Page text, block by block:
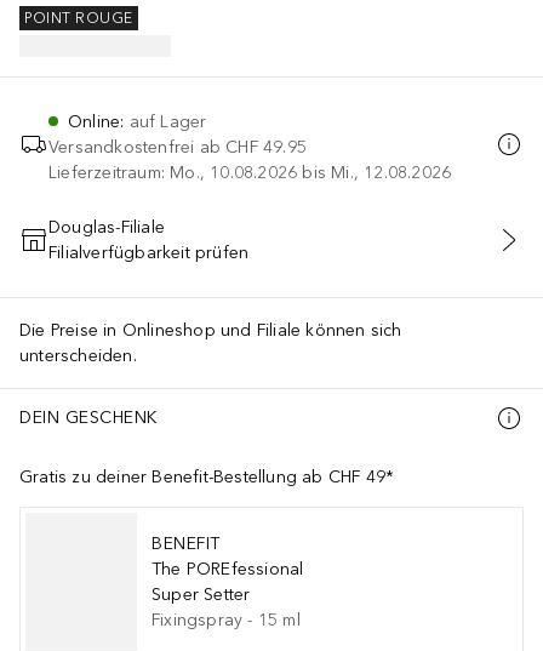
POINT ROUGE
Online: auf Lager
Versandkostenfrei ab CHF 49.95
Lieferzeitraum: Mo., 10.08.2026 bis Mi., 12.08.2026
IN DEN WARENKORB
Douglas-Filiale
Filialverfügbarkeit prüfen
Die Preise in Onlineshop und Filiale können sich
unterscheiden.
DEIN GESCHENK
Gratis zu deiner Benefit-Bestellung ab CHF 49*
BENEFIT
The POREfessional
Super Setter
Fixingspray - 15 ml